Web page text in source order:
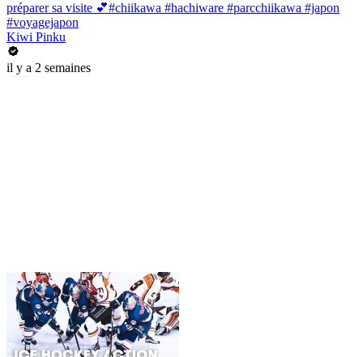
préparer sa visite 💕#chiikawa #hachiware #parcchiikawa #japon
#voyagejapon
Kiwi Pinku
il y a 2 semaines